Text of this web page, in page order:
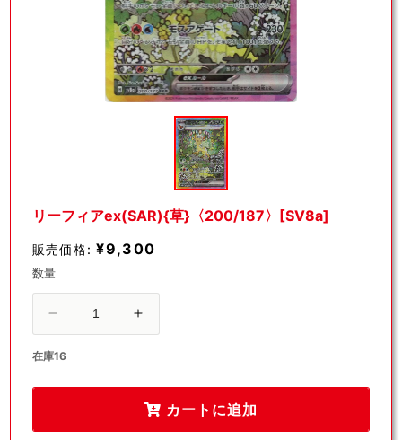
(1)
を
リーフィアex(SAR){草}〈200/187〉[SV8a]
販売価格: ¥9,300
数量
フ
ィ
ex(SAR)
リ
ィ
ア
ex(SAR)
在庫16
カートに追加